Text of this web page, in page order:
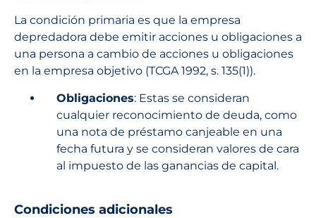
La condición primaria es que la empresa
depredadora debe emitir acciones u obligaciones a
una persona a cambio de acciones u obligaciones
en la empresa objetivo (TCGA 1992, s. 135(1)).
Obligaciones: Estas se consideran
cualquier reconocimiento de deuda, como
una nota de préstamo canjeable en una
fecha futura y se consideran valores de cara
al impuesto de las ganancias de capital.
Condiciones adicionales